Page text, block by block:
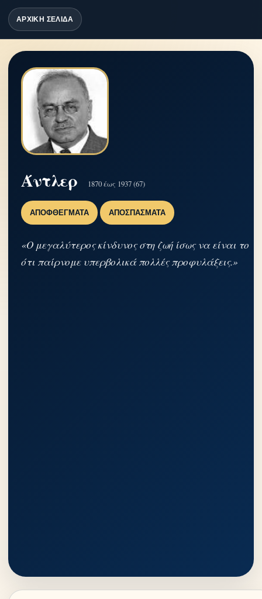
ΑΡΧΙΚΗ ΣΕΛΙΔΑ
Άντλερ 1870 έως 1937 (67)
ΑΠΟΦΘΈΓΜΑΤΑ ΑΠΟΣΠΆΣΜΑΤΑ
«Ο μεγαλύτερος κίνδυνος στη ζωή ίσως να είναι το
ότι παίρνομε υπερβολικά πολλές προφυλάξεις.»